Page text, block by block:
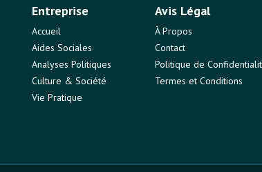
Entreprise
Accueil
Aides Sociales
Analyses Politiques
Culture & Société
Vie Pratique
Avis Légal
À Propos
Contact
Politique de
Termes et Conditions